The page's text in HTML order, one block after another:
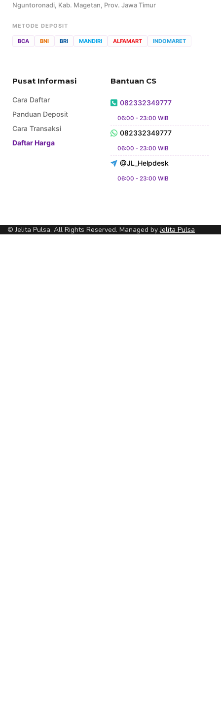
Nguntoronadi, Kab. Magetan, Prov. Jawa Timur
METODE DEPOSIT
BCA BNI BRI MANDIRI ALFAMART INDOMARET
Pusat Informasi
Cara Daftar
Panduan Deposit
Cara Transaksi
Daftar Harga
Bantuan CS
082332349777
06:00 - 23:00 WIB
082332349777
06:00 - 23:00 WIB
@JL_Helpdesk
06:00 - 23:00 WIB
© Jelita Pulsa. All Rights Reserved. Managed byJelita Pulsa